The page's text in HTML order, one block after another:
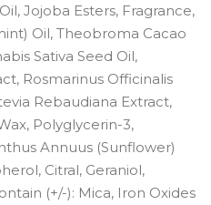
Jojoba Esters, Fragrance,
Oil, Theobroma Cacao
Sativa Seed Oil,
Rosmarinus Officinalis
Rebaudiana Extract,
Polyglycerin-3,
Annuus (Sunflower)
Citral, Geraniol,
(+/-): Mica, Iron Oxides